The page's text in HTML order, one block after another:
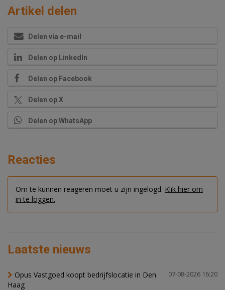
Artikel delen
Delen via e-mail
Delen op LinkedIn
Delen op Facebook
Delen op X
Delen op WhatsApp
Reacties
Om te kunnen reageren moet u zijn ingelogd. Klik hier om
in te loggen.
Laatste nieuws
07-08-2026 16:20
Opus Vastgoed koopt bedrijfslocatie in Den
Haag